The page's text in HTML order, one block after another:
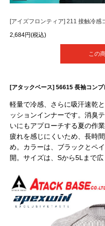
[アイズフロンティア] 211 接触冷
2,684円(税込)
この
[アタックベース] 56615 長袖コン
軽量で冷感、さらに吸汗速乾
ッションインナーです。消臭
いにもアプローチする夏の作
疲れを感じにくいため、長時
め。カラーは、ブラックとペ
開。サイズは、Sから5Lまで広